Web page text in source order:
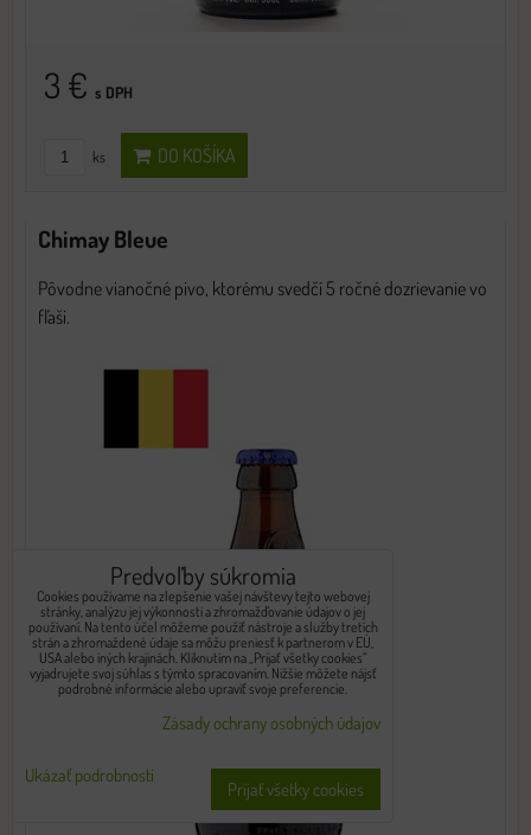
3 € s DPH
ks DO KOŠÍKA
Chimay Bleue
Pôvodne vianočné pivo, ktorému svedčí 5 ročné dozrievanie vo
fľaši.
Predvoľby súkromia
Cookies používame na zlepšenie vašej návštevy tejto webovej
stránky, analýzu jej výkonnosti a zhromažďovanie údajov o jej
používaní. Na tento účel môžeme použiť nástroje a služby tretích
strán a zhromaždené údaje sa môžu preniesť k partnerom v EÚ,
USA alebo iných krajinách. Kliknutím na „Prijať všetky cookies“
vyjadrujete svoj súhlas s týmto spracovaním. Nižšie môžete nájsť
podrobné informácie alebo upraviť svoje preferencie.
Zásady ochrany osobných údajov
Ukázať podrobnosti
Prijať všetky cookies